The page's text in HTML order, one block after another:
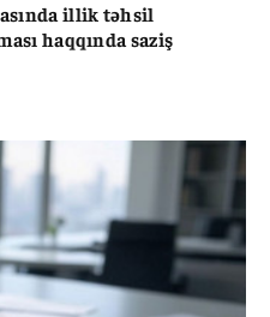
illik təhsil
haqqında saziş